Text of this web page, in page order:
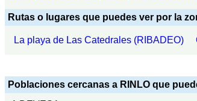
Rutas o lugares que puedes ver por la
La playa de Las Catedrales (RIBADEO)
Poblaciones cercanas a RINLO que